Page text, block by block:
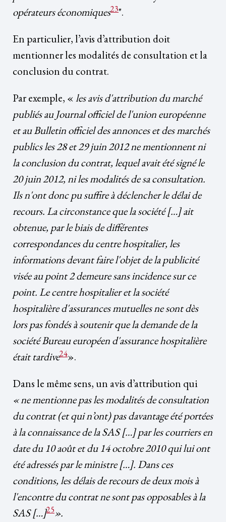
opérateurs économiques23".
En particulier, l’avis d’attribution doit
mentionner les modalités de consultation et la
conclusion du contrat.
Par exemple, «les avis d'attribution du marché
publiés au Journal officiel de l'union européenne
et au Bulletin officiel des annonces et des marchés
publics les 28 et 29 juin 2012 ne mentionnent ni
la conclusion du contrat, lequel avait été signé le
20 juin 2012, ni les modalités de sa consultation.
Ils n'ont donc pu suffire à déclencher le délai de
recours. La circonstance que la société […] ait
obtenue, par le biais de différentes
correspondances du centre hospitalier, les
informations devant faire l'objet de la publicité
visée au point 2 demeure sans incidence sur ce
point. Le centre hospitalier et la société
hospitalière d'assurances mutuelles ne sont dès
lors pas fondés à soutenir que la demande de la
société Bureau européen d'assurance hospitalière
était tardive24».
Dans le même sens, un avis d’attribution qui
« ne mentionne pas les modalités de consultation
du contrat (et qui n’ont) pas davantage été portées
à la connaissance de la SAS […] par les courriers en
date du 10 août et du 14 octobre 2010 qui lui ont
été adressés par le ministre […]. Dans ces
conditions, les délais de recours de deux mois à
l'encontre du contrat ne sont pas opposables à la
SAS […]25».